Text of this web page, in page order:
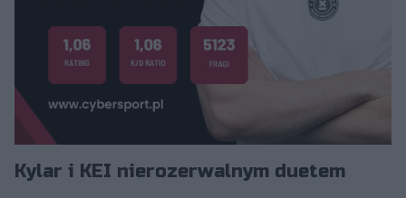
Kylar i KEI nierozerwalnym duetem